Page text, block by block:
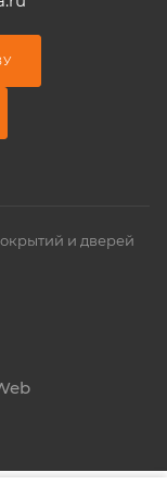
и дверей